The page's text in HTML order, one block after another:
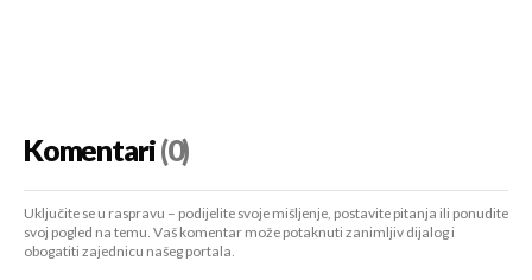
Komentari(0)
Uključite se u raspravu – podijelite svoje mišljenje, postavite pitanja ili ponudite
svoj pogled na temu. Vaš komentar može potaknuti zanimljiv dijalog i
obogatiti zajednicu našeg portala.